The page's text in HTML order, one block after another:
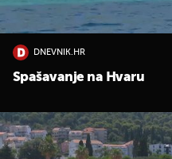
DNEVNIK.HR
Spašavanje na Hvaru